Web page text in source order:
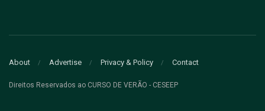
About Advertise Privacy & Policy Contact
Direitos Reservados ao CURSO DE VERÃO - CESEEP